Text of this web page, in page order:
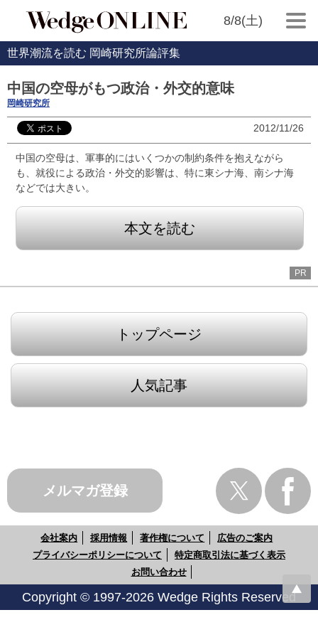
8/8(土)
世界潮流を読む 岡崎研究所論評集
中国の空母がもつ政治・外交的意味
岡崎研究所
2012/11/26
中国の空母は、軍事的にはいくつかの制約条件を抱えながら
も、就役による政治・外交的影響は、特に東シナ海、南シナ海
などでは大きい。
本文を読む
PR
トップページ
人気記事
メルマガ登録
会社案内 採用情報 著作権について
広告のご案内
プライバシーポリシーについて
特定商取引法に基づく表示
お問い合わせ
Copyright © 1997-2026 Wedge Rights Reserved